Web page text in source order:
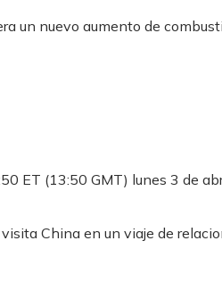
ET (13:50 GMT) lunes 3 de